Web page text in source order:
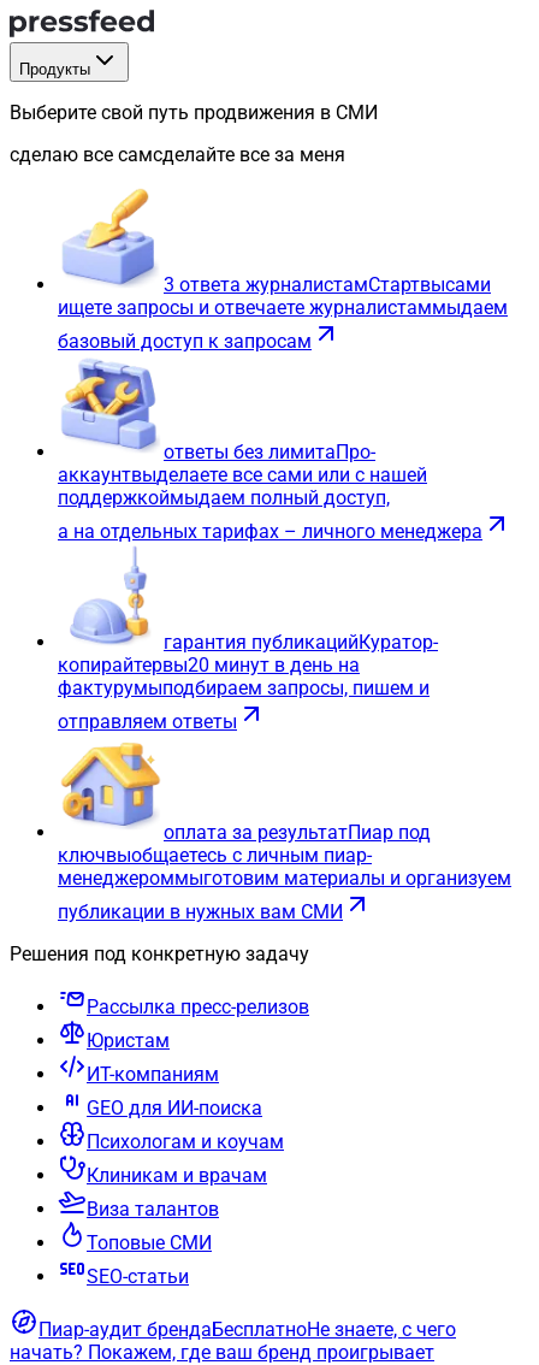
Продукты
Выберите свой путь продвижения в СМИ
сделаю все самсделайте все за меня
3 ответа журналистамСтартвысами
ищете запросы и отвечаете журналистаммыдаем
базовый доступ к запросам
ответы без лимитаПро-
аккаунтвыделаете все сами или с нашей
поддержкоймыдаем полный доступ,
а на отдельных тарифах – личного менеджера
гарантия публикацийКуратор-
копирайтервы20 минут в день на
фактурумыподбираем запросы, пишем и
отправляем ответы
оплата за результатПиар под
ключвыобщаетесь с личным пиар-
менеджероммыготовим материалы и организуем
публикации в нужных вам СМИ
Решения под конкретную задачу
Рассылка пресс-релизов
Юристам
ИТ-компаниям
GEO для ИИ-поиска
Психологам и коучам
Клиникам и врачам
Виза талантов
Топовые СМИ
SEO-статьи
Пиар-аудит брендаБесплатноНе знаете, с чего
начать? Покажем, где ваш бренд проигрывает